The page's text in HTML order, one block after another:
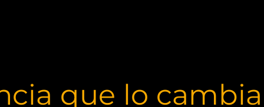
que lo